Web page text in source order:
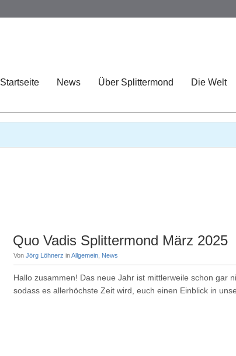
Startseite News Über Splittermond Die Welt
Quo Vadis Splittermond März 2025
Von Jörg Löhnerz inAllgemein, News
Hallo zusammen! Das neue Jahr ist mittlerweile schon gar
sodass es allerhöchste Zeit wird, euch einen Einblick in